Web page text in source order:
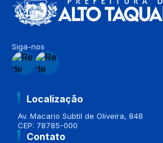
Siga-nos
Localização
Av. Macario Subtil de Oliveira, 848
CEP: 78785-000
Contato